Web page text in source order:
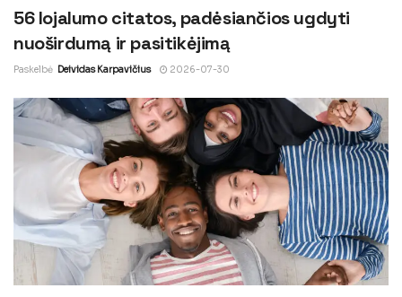
56 lojalumo citatos, padėsiančios ugdyti
nuoširdumą ir pasitikėjimą
Paskelbė Deividas Karpavičius 2026-07-30